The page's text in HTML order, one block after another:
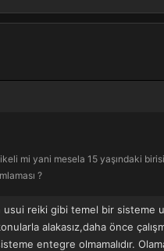
mi yani mesela 15 yaşındaki
?
usui reiki gibi temel bir sisteme
alakasız,daha önce
entegre olmamalıdır.